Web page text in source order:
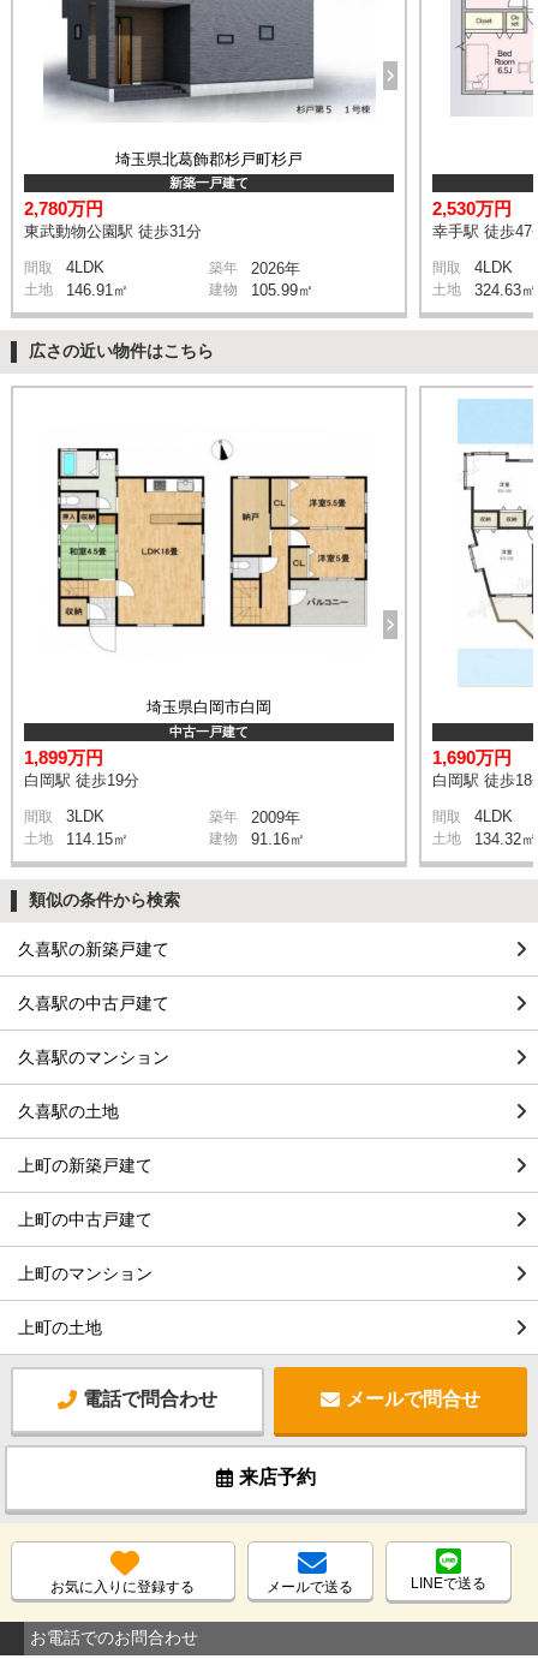
埼玉県北葛飾郡杉戸町杉戸
新築一戸建て
2,780万円
東武動物公園駅 徒歩31分
間取 4LDK 築年 2026年
土地 146.91㎡ 建物 105.99㎡
2,530万円
幸手駅 徒歩47
間取 4LDK
土地 324.63㎡
広さの近い物件はこちら
埼玉県白岡市白岡
中古一戸建て
1,899万円
白岡駅 徒歩19分
間取 3LDK 築年 2009年
土地 114.15㎡ 建物 91.16㎡
1,690万円
白岡駅 徒歩18
間取 4LDK
土地 134.32㎡
類似の条件から検索
久喜駅の新築戸建て
久喜駅の中古戸建て
久喜駅のマンション
久喜駅の土地
上町の新築戸建て
上町の中古戸建て
上町のマンション
上町の土地
電話で問合わせ メールで問合せ
来店予約
お気に入りに登録する メールで送る LINEで送る
お電話でのお問合わせ